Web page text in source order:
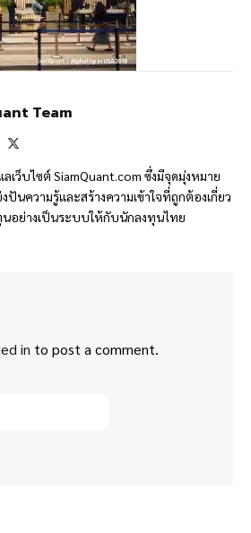
Team
เว็บไซต์ SiamQuant.com ซึ่งมีจุดมุ่งหมาย
ปันความรู้และสร้างความเข้าใจที่ถูกต้องเกี่ยว
อย่างเป็นระบบให้กับนักลงทุนไทย
in to post a comment.